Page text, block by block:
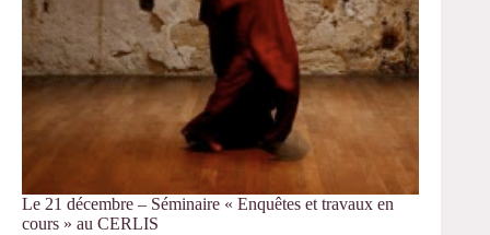
Le 21 décembre – Séminaire « Enquêtes et travaux en
cours » au CERLIS